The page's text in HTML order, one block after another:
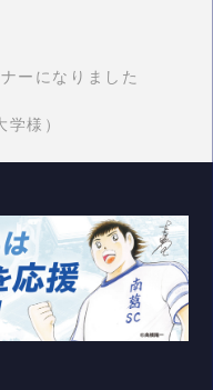
ーになりました
様）